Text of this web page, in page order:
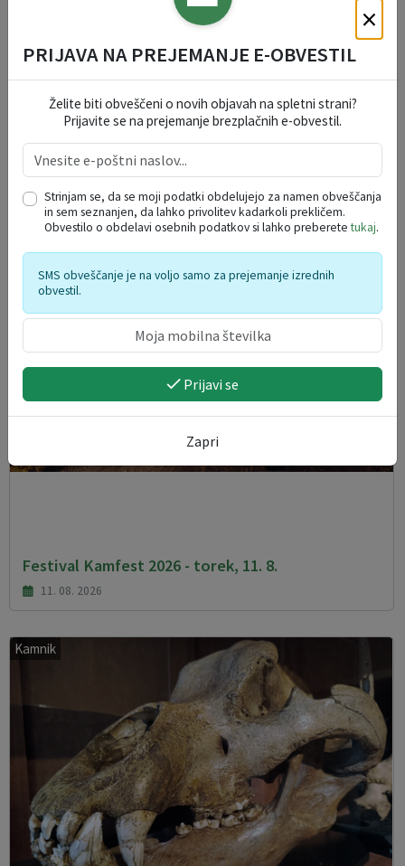
10. 08. 2026
Kamnik
Festival Kamfest 2026 - torek, 11. 8.
11. 08. 2026
Kamnik
×
PRIJAVA NA PREJEMANJE E-OBVESTIL
Želite biti obveščeni o novih objavah na spletni strani?
Prijavite se na prejemanje brezplačnih e-obvestil.
Strinjam se, da se moji podatki obdelujejo za namen obveščanja
in sem seznanjen, da lahko privolitev kadarkoli prekličem.
Obvestilo o obdelavi osebnih podatkov si lahko preberetetukaj.
SMS obveščanje je na voljo samo za prejemanje izrednih
obvestil.
Prijavi se
Zapri